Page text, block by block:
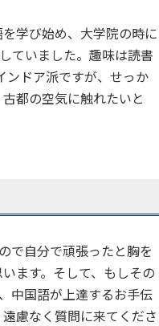
学び始め、大学院の時に
ていました。趣味は読書
ンドア派ですが、せっか
都の空気に触れたいと
で自分で頑張ったと胸を
ます。そして、もしその
中国語が上達するお手伝
慮なく質問に来てくださ